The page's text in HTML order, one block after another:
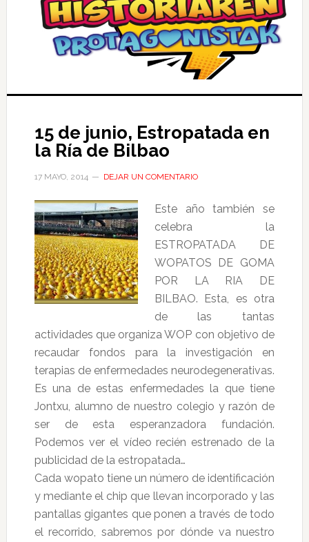
15 de junio, Estropatada en
la Ría de Bilbao
17 MAYO, 2014 DEJAR UN COMENTARIO
Este año también se
celebra la
ESTROPATADA DE
WOPATOS DE GOMA
POR LA RIA DE
BILBAO. Esta, es otra
de las tantas
actividades que organiza WOP con objetivo de
recaudar fondos para la investigación en
terapias de enfermedades neurodegenerativas.
Es una de estas enfermedades la que tiene
Jontxu, alumno de nuestro colegio y razón de
ser de esta esperanzadora fundación.
Podemos ver el vídeo recién estrenado de la
publicidad de la estropatada…
Cada wopato tiene un número de identificación
y mediante el chip que llevan incorporado y las
pantallas gigantes que ponen a través de todo
el recorrido, sabremos por dónde va nuestro